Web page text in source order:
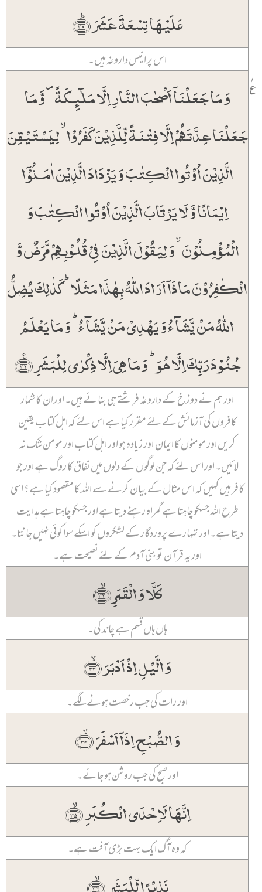
عَلَیۡہَا تِسۡعَۃَ عَشَرَ ﴿ؕ۳۰﴾
اس پر انیس داروغہ ہیں۔
وَ مَا جَعَلۡنَاۤ اَصۡحٰبَ النَّارِ اِلَّا مَلٰٓئِکَۃً ۪ وَّ مَا
جَعَلۡنَا عِدَّتَہُمۡ اِلَّا فِتۡنَۃً لِّلَّذِیۡنَ کَفَرُوۡا ۙ لِیَسۡتَیۡقِنَ
الَّذِیۡنَ اُوۡتُوا الۡکِتٰبَ وَ یَزۡدَادَ الَّذِیۡنَ اٰمَنُوۡۤا
اِیۡمَانًا وَّ لَا یَرۡتَابَ الَّذِیۡنَ اُوۡتُوا الۡکِتٰبَ وَ
الۡمُؤۡمِنُوۡنَ ۙ وَ لِیَقُوۡلَ الَّذِیۡنَ فِیۡ قُلُوۡبِہِمۡ مَّرَضٌ وَّ
الۡکٰفِرُوۡنَ مَاذَاۤ اَرَادَ اللّٰہُ بِہٰذَا مَثَلًا ؕ کَذٰلِکَ یُضِلُّ
اللّٰہُ مَنۡ یَّشَآءُ وَ یَہۡدِیۡ مَنۡ یَّشَآءُ ؕ وَ مَا یَعۡلَمُ
جُنُوۡدَ رَبِّکَ اِلَّا ہُوَ ؕ وَ مَا ہِیَ اِلَّا ذِکۡرٰی لِلۡبَشَرِ ﴿٪۳۱﴾
۱
اور ہم نے دوزخ کے داروغہ فرشتے ہی بنائے ہیں۔ اور ان کا شمار
کافروں کی آزمائش کے لئے مقرر کیا ہے اس لئے کہ اہل کتاب یقین
کریں اور مومنوں کا ایمان اور زیادہ ہو اور اہل کتاب اور مومن شک نہ
لائیں۔ اور اس لئے کہ جن لوگوں کے دلوں میں نفاق کا روگ ہے اور جو
کافر ہیں کہیں کہ اس مثال کے بیان کرنے سے اللہ کا مقصود کیا ہے؟ اسی
طرح اللہ جسکو چاہتا ہے گمراہ رہنے دیتا ہے اور جسکو چاہتا ہے ہدایت
دیتا ہے۔ اور تمہارے پروردگار کے لشکروں کو اسکے سوا کوئی نہیں جانتا۔
اور یہ قرآن تو بنی آدم کے لئے نصیحت ہے۔
کَلَّا وَ الۡقَمَرِ ﴿ۙ۳۲﴾
ہاں ہاں قسم ہے چاند کی۔
وَ الَّیۡلِ اِذۡ اَدۡبَرَ ﴿ۙ۳۳﴾
اور رات کی جب رخصت ہونے لگے۔
وَ الصُّبۡحِ اِذَاۤ اَسۡفَرَ ﴿ۙ۳۴﴾
اور صبح کی جب روشن ہو جائے۔
اِنَّہَا لَاِحۡدَی الۡکُبَرِ ﴿ۙ۳۵﴾
کہ وہ آگ ایک بہت بڑی آفت ہے۔